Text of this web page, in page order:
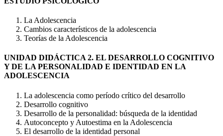
La Adolescencia
Cambios característicos de la adolescencia
Teorías de la Adolescencia
UNIDAD DIDÁCTICA 2. EL DESARROLLO COGNITIVO
Y DE LA PERSONALIDAD E IDENTIDAD EN LA
ADOLESCENCIA
La adolescencia como período crítico del desarrollo
Desarrollo cognitivo
Desarrollo de la personalidad: búsqueda de la identidad
Autoconcepto y Autoestima en la Adolescencia
El desarrollo de la identidad personal